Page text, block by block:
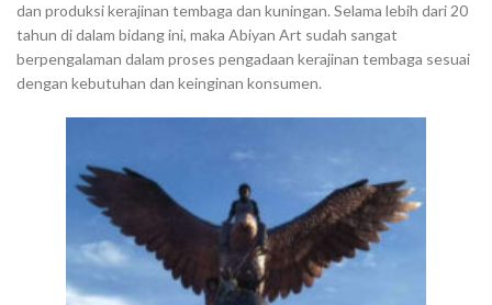
dan produksi kerajinan tembaga dan kuningan. Selama lebih dari 20
tahun di dalam bidang ini, maka Abiyan Art sudah sangat
berpengalaman dalam proses pengadaan kerajinan tembaga sesuai
dengan kebutuhan dan keinginan konsumen.